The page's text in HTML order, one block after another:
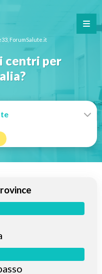
ForumSalute.it
centri per